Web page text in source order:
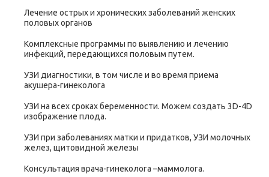
Лечение острых и хронических заболеваний женских
половых органов
Комплексные программы по выявлению и лечению
инфекций, передающихся половым путем.
УЗИ диагностики, в том числе и во время приема
акушера-гинеколога
УЗИ на всех сроках беременности. Можем создать 3D-4D
изображение плода.
УЗИ при заболеваниях матки и придатков, УЗИ молочных
желез, щитовидной железы
Консультация врача-гинеколога –маммолога.